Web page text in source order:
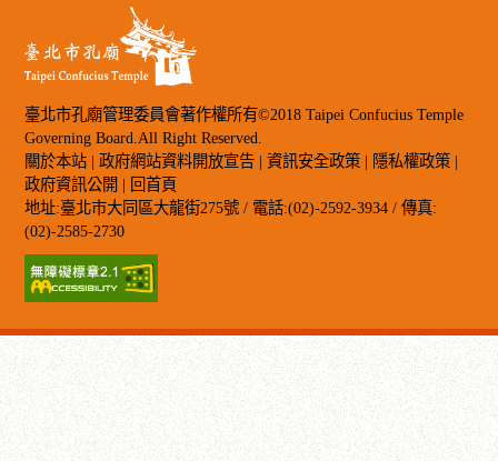
臺北市孔廟管理委員會著作權所有©2018 Taipei Confucius Temple
Governing Board.All Right Reserved.
關於本站 | 政府網站資料開放宣告 |資訊安全政策 | 隱私權政策 |
政府資訊公開 | 回首頁
地址:臺北市大同區大龍街275號 / 電話:(02)-2592-3934 / 傳真:
(02)-2585-2730